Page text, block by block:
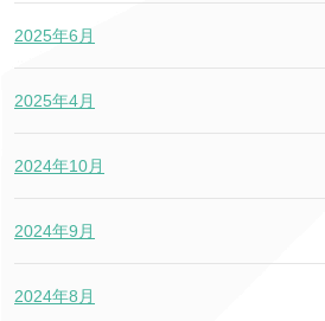
2025年6月
2025年4月
2024年10月
2024年9月
2024年8月